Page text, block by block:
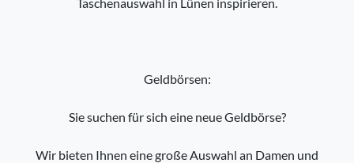
Geldbörsen:
Sie suchen für sich eine neue Geldbörse?
Wir bieten Ihnen eine große Auswahl an Damen und